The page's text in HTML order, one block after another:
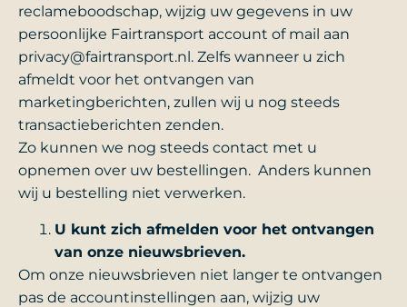
reclameboodschap, wijzig uw gegevens in uw
persoonlijke Fairtransport account of mail aan
privacy@fairtransport.nl. Zelfs wanneer u zich
afmeldt voor het ontvangen van
marketingberichten, zullen wij u nog steeds
transactieberichten zenden.
Zo kunnen we nog steeds contact met u
opnemen over uw bestellingen. Anders kunnen
wij u bestelling niet verwerken.
U kunt zich afmelden voor het ontvangen
van onze nieuwsbrieven.
Om onze nieuwsbrieven niet langer te ontvangen
pas de accountinstellingen aan, wijzig uw